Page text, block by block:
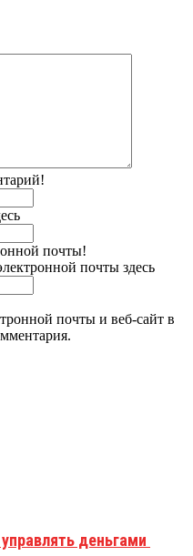
почты!
почты здесь
почты и веб-сайт в
деньгами